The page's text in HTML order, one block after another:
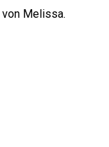
von Melissa.